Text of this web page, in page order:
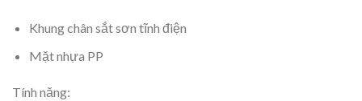
Khung chân sắt sơn tĩnh điện
Mặt nhựa PP
Tính năng: